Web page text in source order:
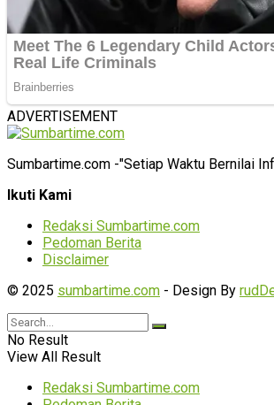
ADVERTISEMENT
Sumbartime.com -"Setiap Waktu Bernilai
Ikuti Kami
Redaksi Sumbartime.com
Pedoman Berita
Disclaimer
© 2025 sumbartime.com - Design By
No Result
View All Result
Redaksi Sumbartime.com